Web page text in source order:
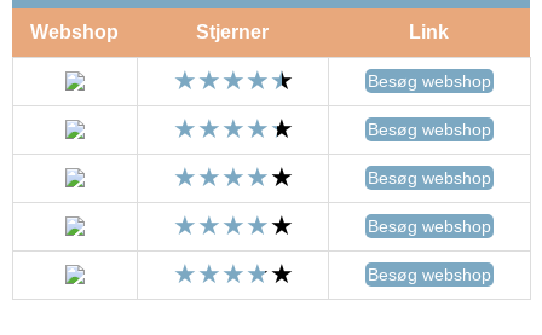
Webshop Stjerner Link
Besøg webshop
Besøg webshop
Besøg webshop
Besøg webshop
Besøg webshop